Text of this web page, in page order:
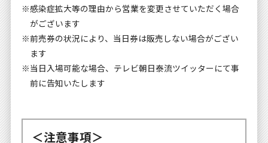
※感染症拡大等の理由から営業を変更させていただく場合
がございます
※前売券の状況により、当日券は販売しない場合がござい
ます
※当日入場可能な場合、テレビ朝日泰流ツイッターにて事
前に告知いたします
＜注意事項＞